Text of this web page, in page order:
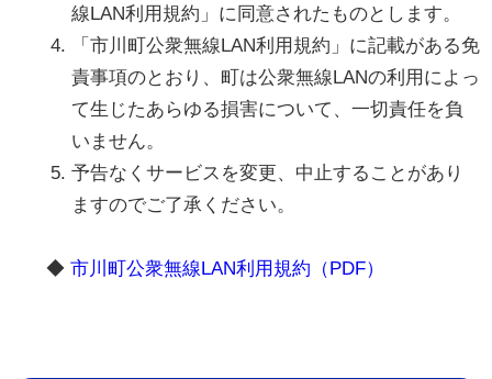
線LAN利用規約」に同意されたものとします。
「市川町公衆無線LAN利用規約」に記載がある免
責事項のとおり、町は公衆無線LANの利用によっ
て生じたあらゆる損害について、一切責任を負
いません。
予告なくサービスを変更、中止することがあり
ますのでご了承ください。
◆ 市川町公衆無線LAN利用規約（PDF）